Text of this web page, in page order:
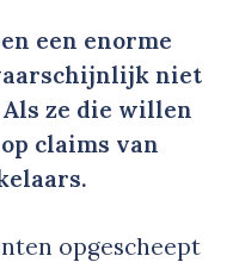
een enorme
niet
ze die willen
claims van
opgescheept